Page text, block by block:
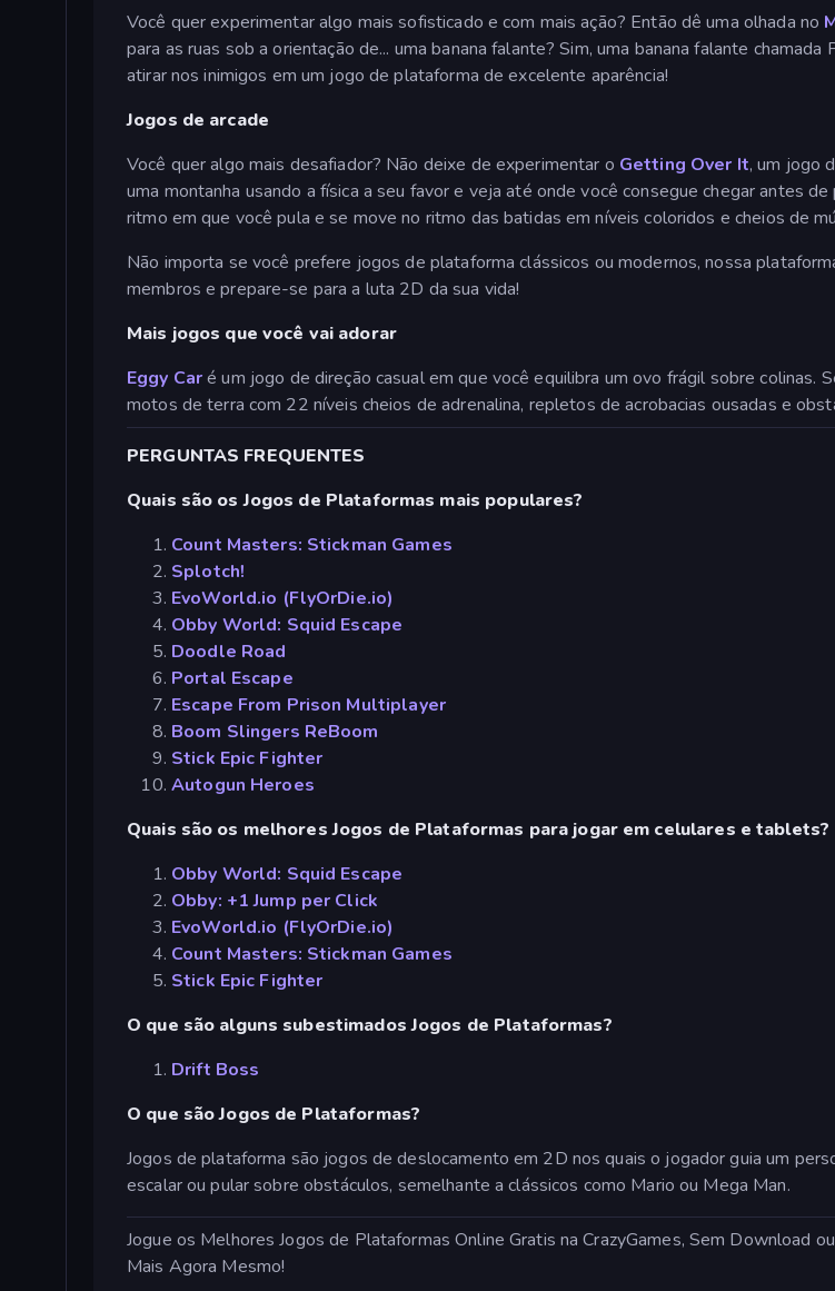
Você quer experimentar algo mais sofisticado e com mais ação? Então dê uma olhada no
para as ruas sob a orientação de... uma banana falante? Sim, uma banana falante
atirar nos inimigos em um jogo de plataforma de excelente aparência!
Jogos de arcade
Você quer algo mais desafiador? Não deixe de experimentar o Getting Over It, um jogo
uma montanha usando a física a seu favor e veja até onde você consegue chegar antes de
ritmo em que você pula e se move no ritmo das batidas em níveis coloridos e cheios de
Não importa se você prefere jogos de plataforma clássicos ou modernos, nossa
membros e prepare-se para a luta 2D da sua vida!
Mais jogos que você vai adorar
Eggy Caré um jogo de direção casual em que você equilibra um ovo frágil sobre colinas.
motos de terra com 22 níveis cheios de adrenalina, repletos de acrobacias ousadas e
PERGUNTAS FREQUENTES
Quais são os Jogos de Plataformas mais populares?
Count Masters: Stickman Games
Splotch!
EvoWorld.io (FlyOrDie.io)
Obby World: Squid Escape
Doodle Road
Portal Escape
Escape From Prison Multiplayer
Boom Slingers ReBoom
Stick Epic Fighter
Autogun Heroes
Quais são os melhores Jogos de Plataformas para jogar em celulares e tablets?
Obby World: Squid Escape
Obby: +1 Jump per Click
EvoWorld.io (FlyOrDie.io)
Count Masters: Stickman Games
Stick Epic Fighter
O que são alguns subestimados Jogos de Plataformas?
Drift Boss
O que são Jogos de Plataformas?
Jogos de plataforma são jogos de deslocamento em 2D nos quais o jogador guia um
escalar ou pular sobre obstáculos, semelhante a clássicos como Mario ou Mega Man.
Jogue os Melhores Jogos de Plataformas Online Gratis na CrazyGames, Sem Download
Mais Agora Mesmo!